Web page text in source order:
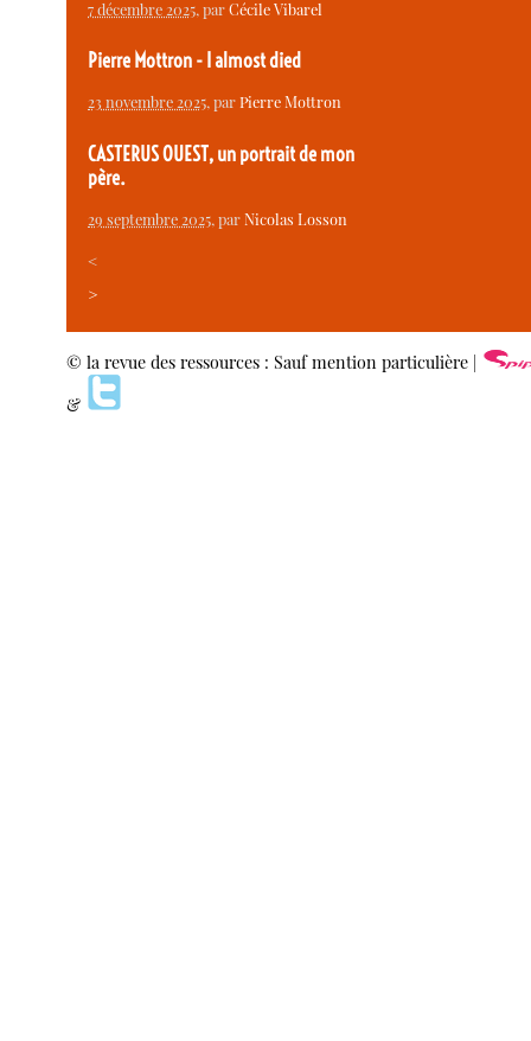
7 décembre 2025, parCécile Vibarel
Pierre Mottron - I almost died
23 novembre 2025, parPierre Mottron
CASTERUS OUEST, un portrait de mon
père.
29 septembre 2025, parNicolas Losson
<
>
© la revue des ressources : Sauf mention particulière |
&